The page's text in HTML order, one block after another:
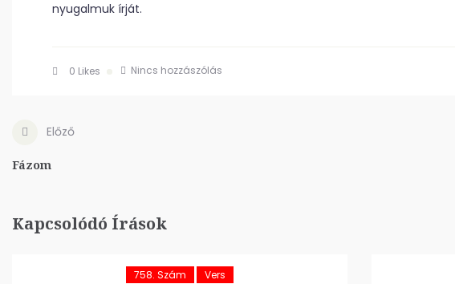
nyugalmuk írját.
0 Likes Nincs hozzászólás
Előző
Fázom
Kapcsolódó Írások
758. Szám Vers